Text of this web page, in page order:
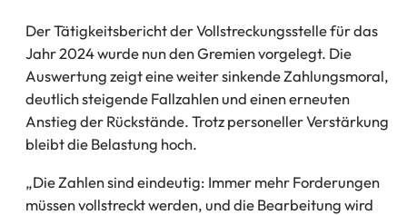
Der Tätigkeitsbericht der Vollstreckungsstelle für das
Jahr 2024 wurde nun den Gremien vorgelegt. Die
Auswertung zeigt eine weiter sinkende Zahlungsmoral,
deutlich steigende Fallzahlen und einen erneuten
Anstieg der Rückstände. Trotz personeller Verstärkung
bleibt die Belastung hoch.
„Die Zahlen sind eindeutig: Immer mehr Forderungen
müssen vollstreckt werden, und die Bearbeitung wird